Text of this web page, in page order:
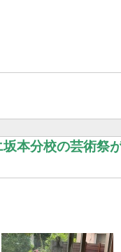
本分校の芸術祭